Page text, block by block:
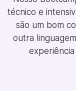
técnico e
são um bom
outra